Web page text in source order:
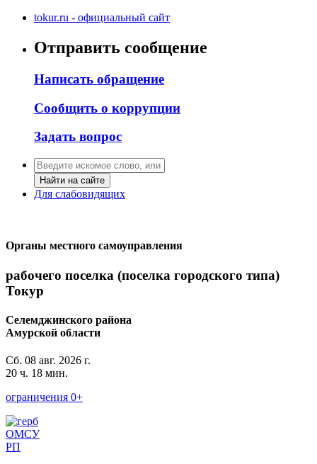
tokur.ru - официальный сайт
Отправить сообщение
Написать обращение
Сообщить о коррупции
Задать вопрос
Найти на сайте
Для слабовидящих
Органы местного самоуправления
рабочего поселка (поселка городского типа)
Токур
Селемджинского района
Амурской области
Сб. 08 авг. 2026 г.
20 ч. 18 мин.
ограничения 0+
ОМСУ
РП